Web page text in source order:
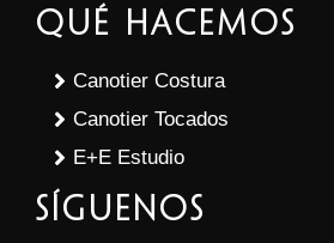
Qué Hacemos
Canotier Costura
Canotier Tocados
E+E Estudio
SÍGUENOS